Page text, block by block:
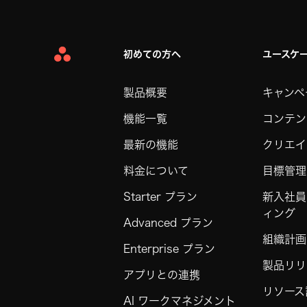
Asana
初めての方へ
製品概要
機能一覧
最新の機能
料金について
Starter プラン
Advanced プラン
Enterprise プラン
アプリとの連携
AI ワークマネジメント
ユースケ
キャン
コンテ
クリエ
目標管理
新入社
ィング
組織計画
製品リ
リソー